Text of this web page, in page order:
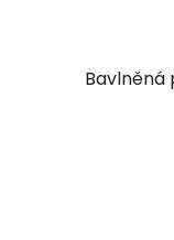
Bavlněná